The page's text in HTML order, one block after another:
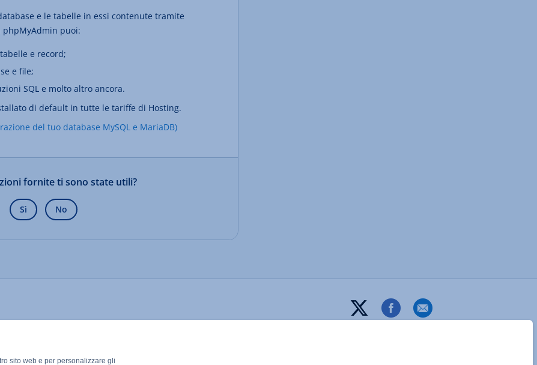
e le tabelle in essi contenute tramite
phpMyAdmin puoi:
e record;
e file;
SQL e molto altro ancora.
di default in tutte le tariffe di Hosting.
del tuo database MySQL e MariaDB)
fornite ti sono state utili?
Sì No
sito web e per personalizzare gli